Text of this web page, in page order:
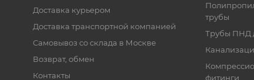
Доставка курьером
Доставка транспортной компанией
Самовывоз со склада в Москве
Возврат, обмен
Контакты
трубы
Трубы ПНД
фитинги